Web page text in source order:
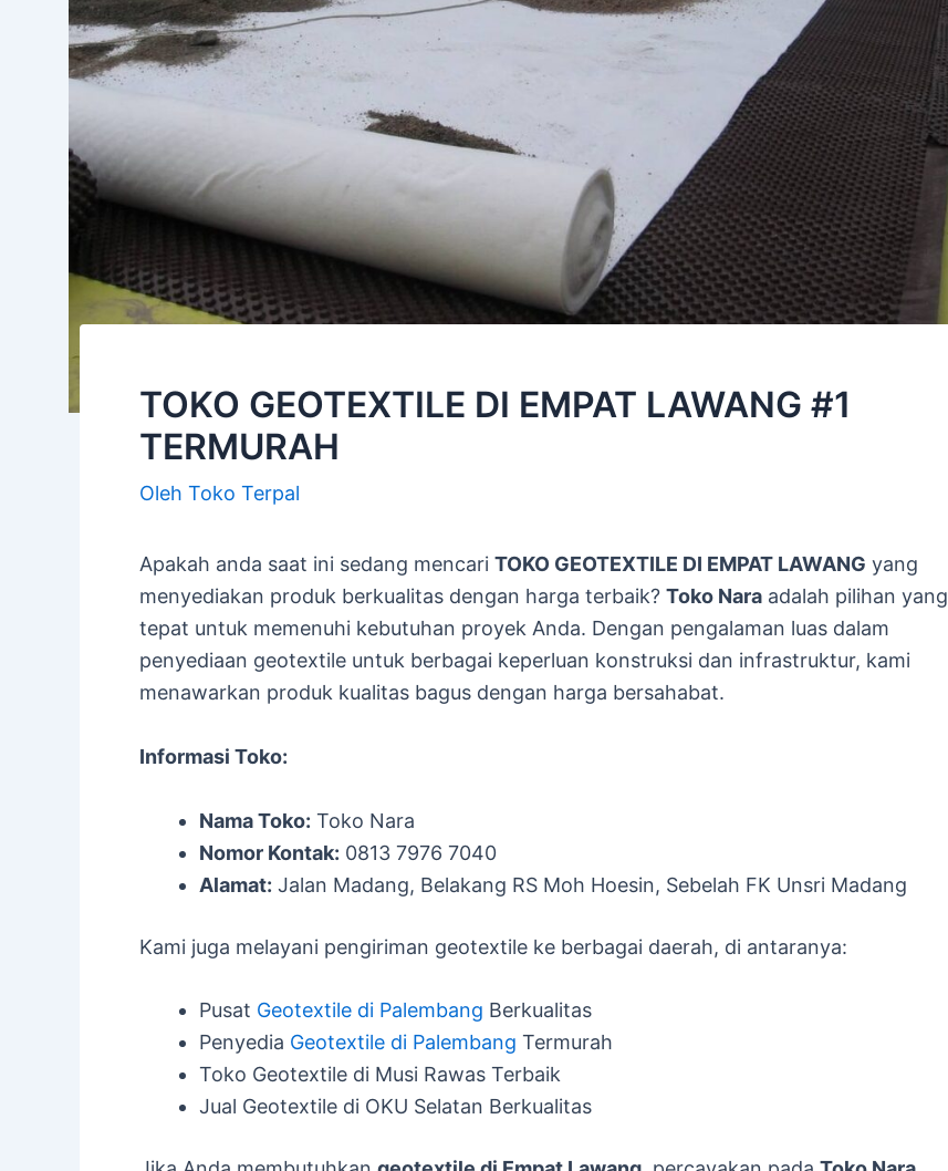
TOKO GEOTEXTILE DI EMPAT LAWANG #1
TERMURAH
Oleh Toko Terpal
Apakah anda saat ini sedang mencari TOKO GEOTEXTILE DI EMPAT LAWANG yang
menyediakan produk berkualitas dengan harga terbaik? Toko Nara adalah pilihan yang
tepat untuk memenuhi kebutuhan proyek Anda. Dengan pengalaman luas dalam
penyediaan geotextile untuk berbagai keperluan konstruksi dan infrastruktur, kami
menawarkan produk kualitas bagus dengan harga bersahabat.
Informasi Toko:
Nama Toko: Toko Nara
Nomor Kontak: 0813 7976 7040
Alamat: Jalan Madang, Belakang RS Moh Hoesin, Sebelah FK Unsri Madang
Kami juga melayani pengiriman geotextile ke berbagai daerah, di antaranya:
Pusat Geotextile di Palembang Berkualitas
Penyedia Geotextile di Palembang Termurah
Toko Geotextile di Musi Rawas Terbaik
Jual Geotextile di OKU Selatan Berkualitas